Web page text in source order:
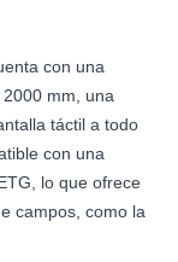
con una
mm, una
táctil a todo
con una
lo que ofrece
campos, como la